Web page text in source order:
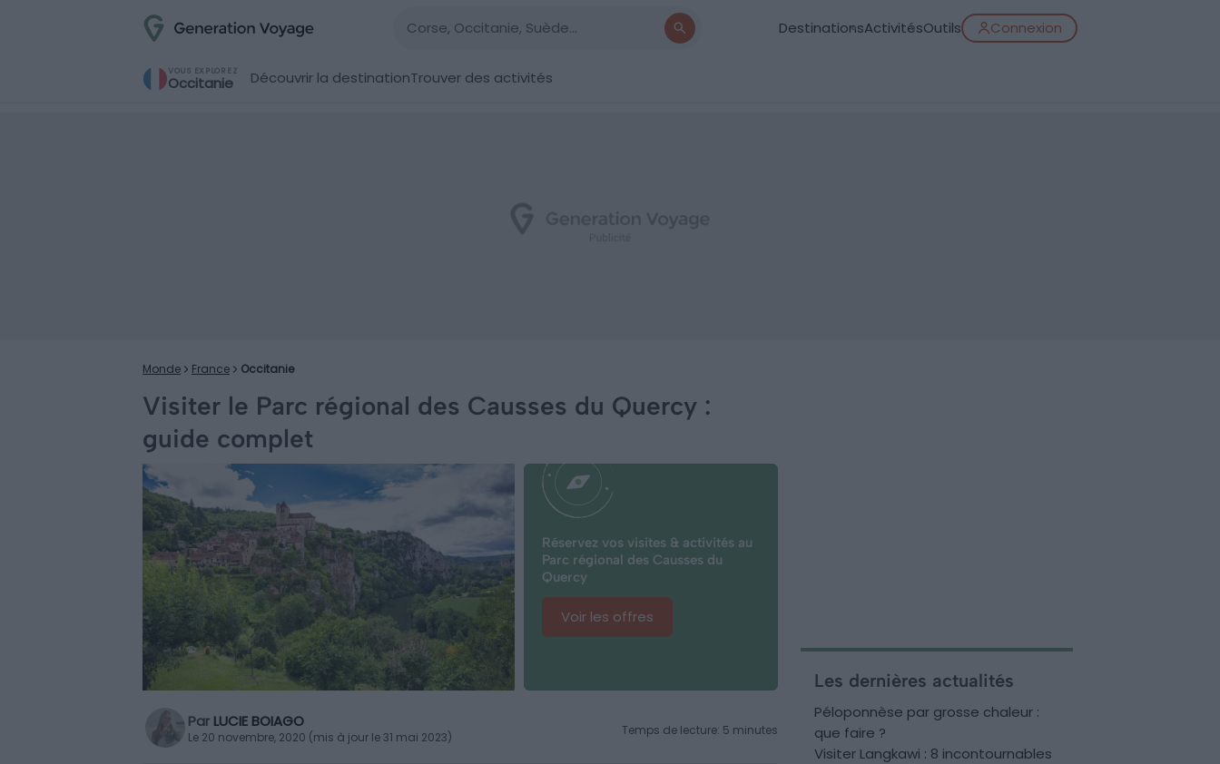
DestinationsActivitésOutils Connexion
VOUS EXPLOREZ
Occitanie Découvrir la destinationTrouver des activités
Monde France Occitanie
Visiter le Parc régional des Causses du Quercy :
guide complet
Réservez vos visites & activités au
Parc régional des Causses du
Quercy
Voir les offres
Par LUCIE BOIAGO
Le 20 novembre, 2020 (mis à jour le 31 mai 2023) Temps de lecture: 5 minutes
Les dernières actualités
Péloponnèse par grosse chaleur :
que faire ?
Visiter Langkawi : 8 incontournables